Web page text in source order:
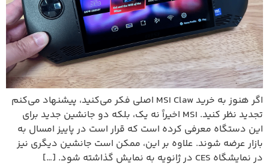
اگر هنوز به خرید MSI Claw اصلی فکر می‌کنید، پیشنهاد می‌کنم
تجدید نظر کنید. MSI اخیراً نه یک، بلکه دو جانشین جدید برای
این دستگاه معرفی کرده است که قرار است در پاییز امسال به
بازار عرضه شوند. علاوه بر این، ممکن است جانشین دیگری نیز
در نمایشگاه CES در ژانویه به نمایش گذاشته شود. […]